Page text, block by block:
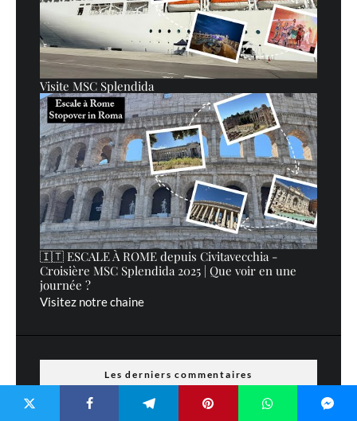
Visite MSC Splendida
🇮🇹 ESCALE À ROME depuis Civitavecchia -
Croisière MSC Splendida 2025 | Que voir en une
journée ?
Visitez notre chaine
Les derniers commentaires